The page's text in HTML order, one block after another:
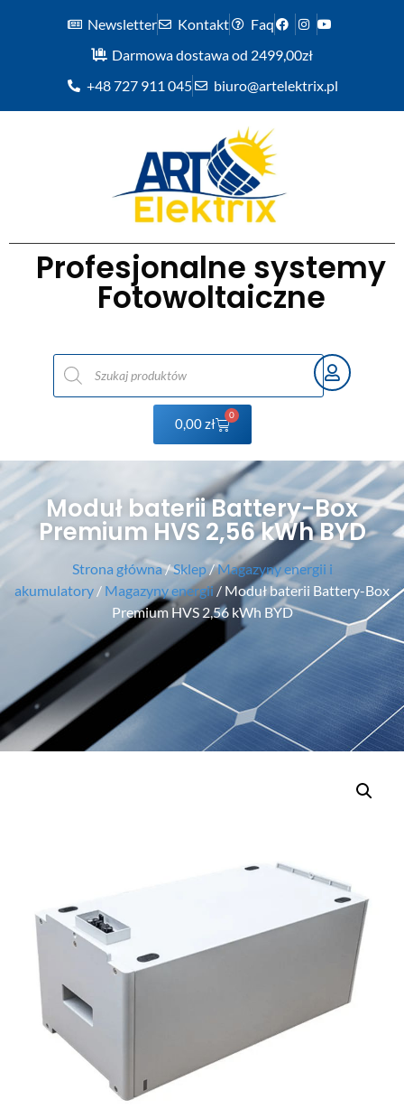
Newsletter Kontakt
Faq
Darmowa dostawa od 2499,00zł
+48 727 911 045
biuro@artelektrix.pl
Profesjonalne systemy
Fotowoltaiczne
0,00zł
0
Moduł baterii Battery-Box
Premium HVS 2,56 kWh BYD
Strona główna/Sklep/Magazyny energii i
akumulatory / Magazyny energii/ Moduł baterii Battery-Box
Premium HVS 2,56 kWh BYD